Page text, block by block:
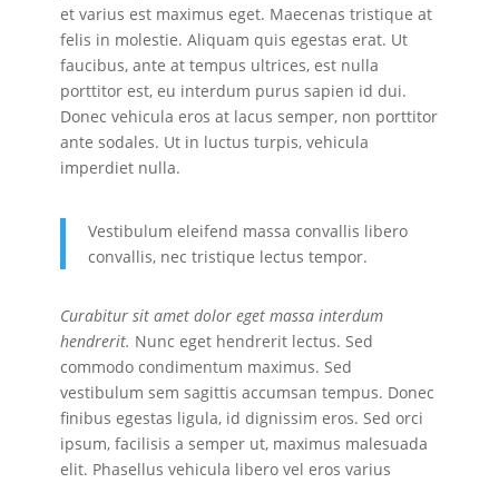
et varius est maximus eget. Maecenas tristique at
felis in molestie. Aliquam quis egestas erat. Ut
faucibus, ante at tempus ultrices, est nulla
porttitor est, eu interdum purus sapien id dui.
Donec vehicula eros at lacus semper, non porttitor
ante sodales. Ut in luctus turpis, vehicula
imperdiet nulla.
Vestibulum eleifend massa convallis libero
convallis, nec tristique lectus tempor.
Curabitur sit amet dolor eget massa interdum
hendrerit. Nunc eget hendrerit lectus. Sed
commodo condimentum maximus. Sed
vestibulum sem sagittis accumsan tempus. Donec
finibus egestas ligula, id dignissim eros. Sed orci
ipsum, facilisis a semper ut, maximus malesuada
elit. Phasellus vehicula libero vel eros varius